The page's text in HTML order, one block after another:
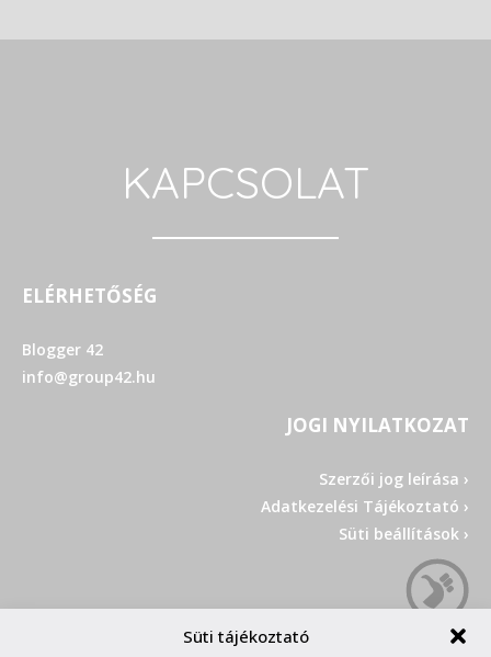
Süti tájékoztató
KAPCSOLAT
ELÉRHETŐSÉG
Blogger 42
info@group42.hu
JOGI NYILATKOZAT
Szerzői jog leírása ›
Adatkezelési Tájékoztató ›
Süti beállítások ›